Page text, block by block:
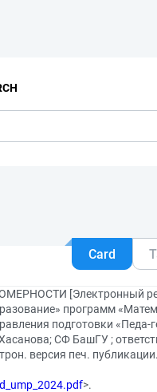
Card
[Электронный
программ
подготовки «Педа-
СФ БашГУ ;
версия печ.
>.